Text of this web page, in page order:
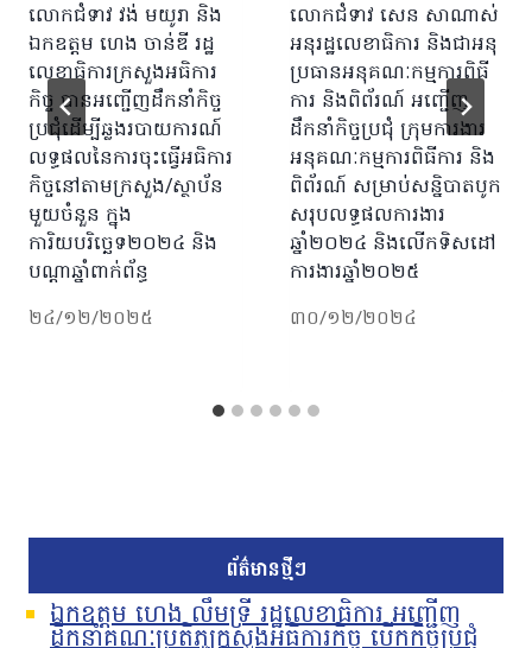
លោកជំទាវ វង់ មយូរា និង
ឯកឧត្តម ហេង ចាន់ឌី រដ្ឋ
លេខាធិការក្រសួងអធិការ
កិច្ច បានអញ្ជើញដឹកនាំកិច្ច
ប្រជុំដើម្បីឆ្លងរបាយការណ៍
លទ្ធផលនៃការចុះធ្វើអធិការ
កិច្ចនៅតាមក្រសួង/ស្ថាប័ន
មួយចំនួន ក្នុង
ការិយបរិច្ឆេទ២០២៤ និង
បណ្តាឆ្នាំពាក់ព័ន្ធ
២៤/១២/២០២៥
លោកជំទាវ សេន សាណាស់
អនុរដ្ឋលេខាធិការ និងជាអនុ
ប្រធានអនុគណៈកម្មការពិធី
ការ និងពិព័រណ៍ អញ្ជើញ
ដឹកនាំកិច្ចប្រជុំ ក្រុមការងារ
អនុគណៈកម្មការពិធីការ និង
ពិព័រណ៍ សម្រាប់សន្និបាតបូក
សរុបលទ្ធផលការងារ
ឆ្នាំ២០២៤ និងលើកទិសដៅ
ការងារឆ្នាំ២០២៥
៣០/១២/២០២៤
ព័ត៌មានថ្មីៗ
ឯកឧត្តម ហេង លឹមទ្រី រដ្ឋលេខាធិការ អញ្ជើញ
ដឹកនាំគណៈប្រតិភូក្រសួងអធិការកិច្ច បើកកិច្ចប្រជុំ